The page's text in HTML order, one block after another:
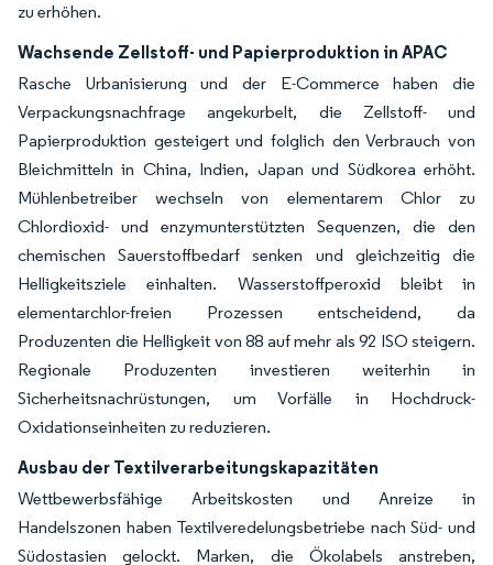
zu erhöhen.
Wachsende Zellstoff- und Papierproduktion in APAC
Rasche Urbanisierung und der E-Commerce haben die
Verpackungsnachfrage angekurbelt, die Zellstoff- und
Papierproduktion gesteigert und folglich den Verbrauch von
Bleichmitteln in China, Indien, Japan und Südkorea erhöht.
Mühlenbetreiber wechseln von elementarem Chlor zu
Chlordioxid- und enzymunterstützten Sequenzen, die den
chemischen Sauerstoffbedarf senken und gleichzeitig die
Helligkeitsziele einhalten. Wasserstoffperoxid bleibt in
elementarchlor-freien Prozessen entscheidend, da
Produzenten die Helligkeit von 88 auf mehr als 92 ISO steigern.
Regionale Produzenten investieren weiterhin in
Sicherheitsnachrüstungen, um Vorfälle in Hochdruck-
Oxidationseinheiten zu reduzieren.
Ausbau der Textilverarbeitungskapazitäten
Wettbewerbsfähige Arbeitskosten und Anreize in
Handelszonen haben Textilveredelungsbetriebe nach Süd- und
Südostasien gelockt. Marken, die Ökolabels anstreben,